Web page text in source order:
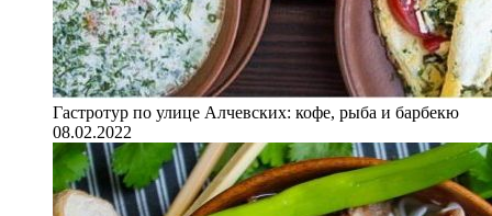
Гастротур по улице Алчевских: кофе, рыба и барбекю
08.02.2022